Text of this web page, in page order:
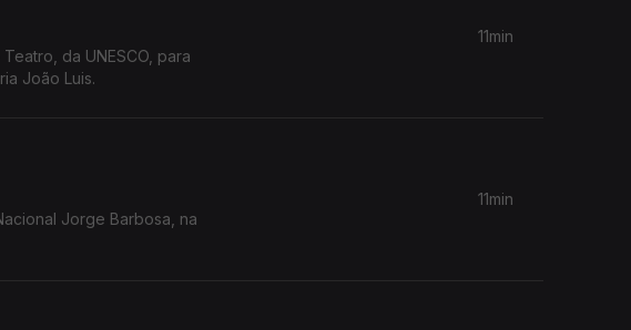
da UNESCO, para
João Luis.
11min
Jorge Barbosa, na
11min